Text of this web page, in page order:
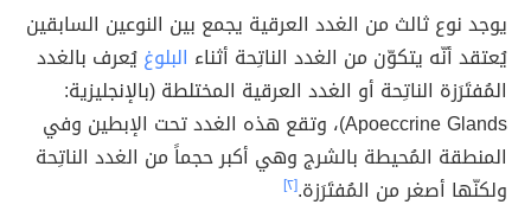
يوجد نوع ثالث من الغدد العرقية يجمع بين النوعين السابقين
يُعتقد أنّه يتكوّن من الغدد الناتِحة أثناء البلوغيُعرف بالغدد
المُفتَرَزة الناتِحة أو الغدد العرقية المختلطة (بالإنجليزية:
Apoeccrine Glands)، وتقع هذه الغدد تحت الإبطين وفي
المنطقة المُحيطة بالشرج وهي أكبر حجماً من الغدد الناتِحة
ولكنّها أصغر من المُفتَرَزة.[٢]